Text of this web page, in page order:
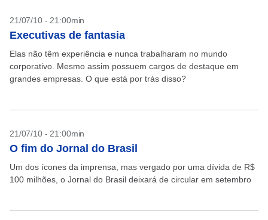
21/07/10 - 21:00min
Executivas de fantasia
Elas não têm experiência e nunca trabalharam no mundo
corporativo. Mesmo assim possuem cargos de destaque em
grandes empresas. O que está por trás disso?
21/07/10 - 21:00min
O fim do Jornal do Brasil
Um dos ícones da imprensa, mas vergado por uma dívida de R$
100 milhões, o Jornal do Brasil deixará de circular em setembro